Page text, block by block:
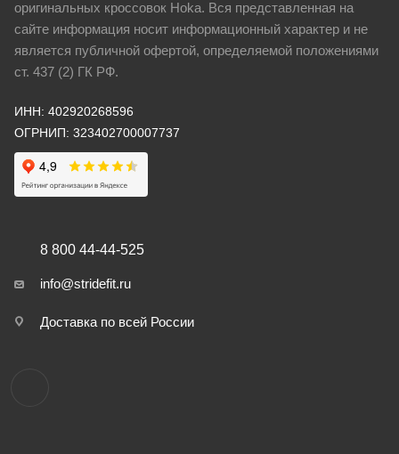
оригинальных кроссовок Hoka. Вся представленная на
сайте информация носит информационный характер и не
является публичной офертой, определяемой положениями
ст. 437 (2) ГК РФ.
ИНН: 402920268596
ОГРНИП: 323402700007737
8 800 44-44-525
info@stridefit.ru
Доставка по всей России